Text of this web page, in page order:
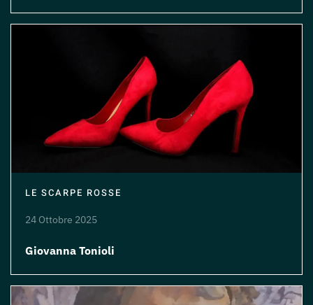
LE SCARPE ROSSE
24 Ottobre 2025
Giovanna Tonioli